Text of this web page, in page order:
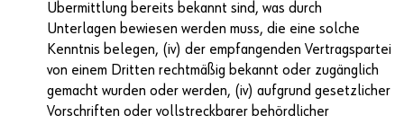
Übermittlung bereits bekannt sind, was durch
Unterlagen bewiesen werden muss, die eine solche
Kenntnis belegen, (iv) der empfangenden Vertragspartei
von einem Dritten rechtmäßig bekannt oder zugänglich
gemacht wurden oder werden, (iv) aufgrund gesetzlicher
Vorschriften oder vollstreckbarer behördlicher